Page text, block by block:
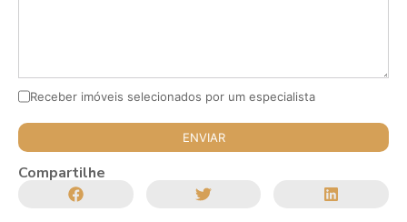
Receber imóveis selecionados por um especialista
Compartilhe